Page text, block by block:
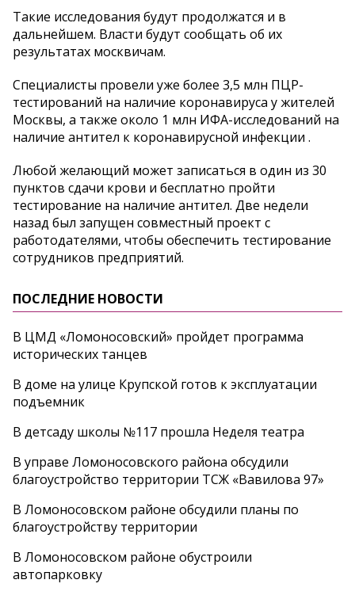
Такие исследования будут продолжатся и в
дальнейшем. Власти будут сообщать об их
результатах москвичам.
Специалисты провели уже более 3,5 млн ПЦР-
тестирований на наличие коронавируса у жителей
Москвы, а также около 1 млн ИФА-исследований на
наличие антител к коронавирусной инфекции .
Любой желающий может записаться в один из 30
пунктов сдачи крови и бесплатно пройти
тестирование на наличие антител. Две недели
назад был запущен совместный проект с
работодателями, чтобы обеспечить тестирование
сотрудников предприятий.
ПОСЛЕДНИЕ НОВОСТИ
В ЦМД «Ломоносовский» пройдет программа
исторических танцев
В доме на улице Крупской готов к эксплуатации
подъемник
В детсаду школы №117 прошла Неделя театра
В управе Ломоносовского района обсудили
благоустройство территории ТСЖ «Вавилова 97»
В Ломоносовском районе обсудили планы по
благоустройству территории
В Ломоносовском районе обустроили
автопарковку